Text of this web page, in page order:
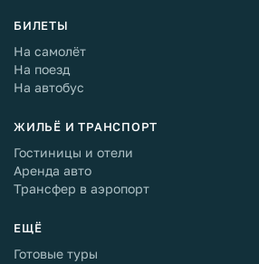
БИЛЕТЫ
На самолёт
На поезд
На автобус
ЖИЛЬЁ И ТРАНСПОРТ
Гостиницы и отели
Аренда авто
Трансфер в аэропорт
ЕЩЁ
Готовые туры